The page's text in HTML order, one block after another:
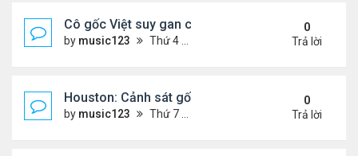
Cô gốc Việt suy gan cấp, hôn mê trong kỳ trăng
by music123 Thứ 4 Tháng 5 13, 2026 5:14 pm
0
Trả lời
Houston: Cảnh sát gốc Việt bị truy tố tội gạ gẫm
by music123 Thứ 7 Tháng 5 02, 2026 7:45 am
0
Trả lời